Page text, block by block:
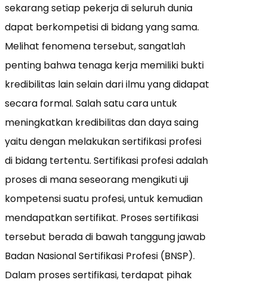
sekarang setiap pekerja di seluruh dunia
dapat berkompetisi di bidang yang sama.
Melihat fenomena tersebut, sangatlah
penting bahwa tenaga kerja memiliki bukti
kredibilitas lain selain dari ilmu yang didapat
secara formal. Salah satu cara untuk
meningkatkan kredibilitas dan daya saing
yaitu dengan melakukan sertifikasi profesi
di bidang tertentu. Sertifikasi profesi adalah
proses di mana seseorang mengikuti uji
kompetensi suatu profesi, untuk kemudian
mendapatkan sertifikat. Proses sertifikasi
tersebut berada di bawah tanggung jawab
Badan Nasional Sertifikasi Profesi (BNSP).
Dalam proses sertifikasi, terdapat pihak